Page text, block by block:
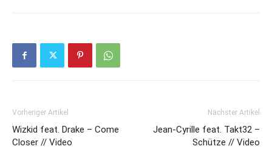
Vorheriger Artikel
Wizkid feat. Drake – Come
Closer // Video
Nächster Artikel
Jean-Cyrille feat. Takt32 –
Schütze // Video